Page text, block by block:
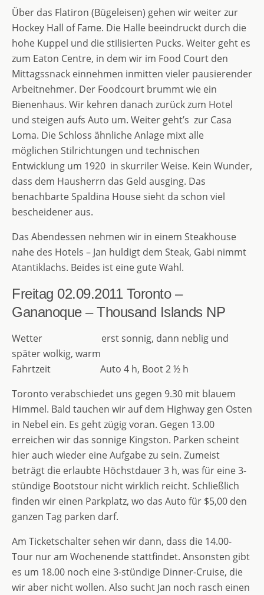
Über das Flatiron (Bügeleisen) gehen wir weiter zur
Hockey Hall of Fame. Die Halle beeindruckt durch die
hohe Kuppel und die stilisierten Pucks. Weiter geht es
zum Eaton Centre, in dem wir im Food Court den
Mittagssnack einnehmen inmitten vieler pausierender
Arbeitnehmer. Der Foodcourt brummt wie ein
Bienenhaus. Wir kehren danach zurück zum Hotel
und steigen aufs Auto um. Weiter geht’s zur Casa
Loma. Die Schloss ähnliche Anlage mixt alle
möglichen Stilrichtungen und technischen
Entwicklung um 1920 in skurriler Weise. Kein Wunder,
dass dem Hausherrn das Geld ausging. Das
benachbarte Spaldina House sieht da schon viel
bescheidener aus.
Das Abendessen nehmen wir in einem Steakhouse
nahe des Hotels – Jan huldigt dem Steak, Gabi nimmt
Atantiklachs. Beides ist eine gute Wahl.
Freitag 02.09.2011 Toronto –
Gananoque – Thousand Islands NP
Wetter erst sonnig, dann neblig und
später wolkig, warm
Fahrtzeit Auto 4 h, Boot 2 ½ h
Toronto verabschiedet uns gegen 9.30 mit blauem
Himmel. Bald tauchen wir auf dem Highway gen Osten
in Nebel ein. Es geht zügig voran. Gegen 13.00
erreichen wir das sonnige Kingston. Parken scheint
hier auch wieder eine Aufgabe zu sein. Zumeist
beträgt die erlaubte Höchstdauer 3 h, was für eine 3-
stündige Bootstour nicht wirklich reicht. Schließlich
finden wir einen Parkplatz, wo das Auto für $5,00 den
ganzen Tag parken darf.
Am Ticketschalter sehen wir dann, dass die 14.00-
Tour nur am Wochenende stattfindet. Ansonsten gibt
es um 18.00 noch eine 3-stündige Dinner-Cruise, die
wir aber nicht wollen. Also sucht Jan noch rasch einen